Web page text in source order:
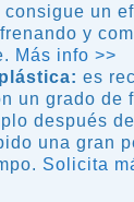
consigue un
y
Más info >>
es
un grado de
después
una gran
Solicita